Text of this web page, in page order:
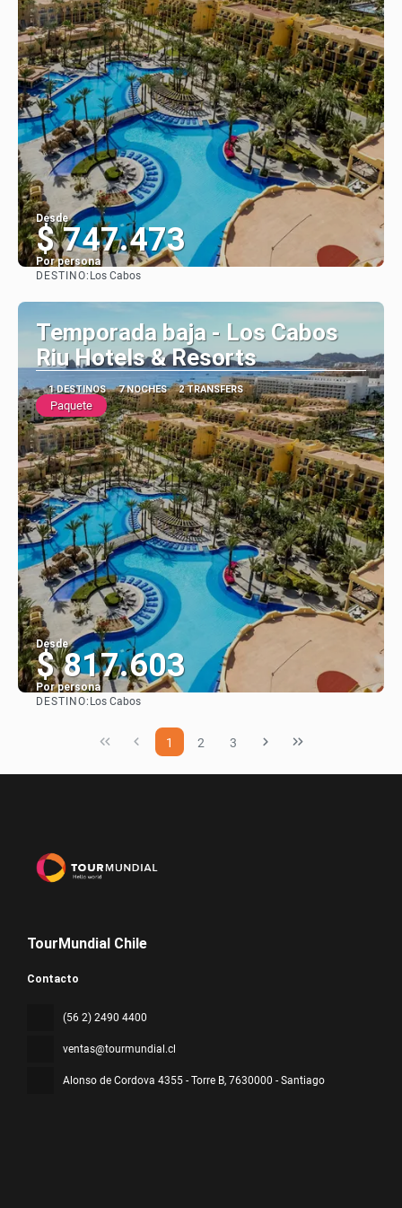
Desde
$ 747.473
Por persona
DESTINO: Los Cabos
Temporada baja - Los Cabos
Riu Hotels & Resorts
1 DESTINOS 7 NOCHES 2 TRANSFERS
Paquete
Desde
$ 817.603
Por persona
DESTINO: Los Cabos
1 2 3
TourMundial Chile
Contacto
(56 2) 2490 4400
ventas@tourmundial.cl
Alonso de Cordova 4355 - Torre B, 7630000 - Santiago